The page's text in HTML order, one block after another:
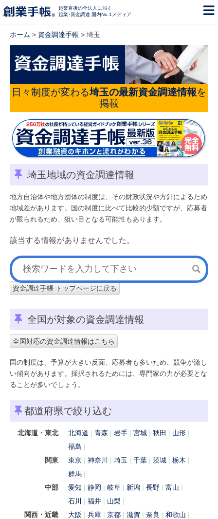
起業直後の全法人に届く
起業･資金調達 国内No.1メディア
ホーム > 資金調達手帳 > 埼玉
日々制度が変わる埼玉の最新資金調達情報を
掲載
埼玉地域の資金調達情報
地方自治体や地方団体の制度は、その財政状況や方針によるため
地域差があります。国の制度に比べて比較的少額ですが、応募者
が限られるため、狙い目となる可能性もあります。
該当する情報がありませんでした。
資金調達手帳 トップページに戻る
全国が対象の資金調達情報
全国対応の資金調達情報はこちら
国の制度は、予算が大きい反面、応募者も多いため、競争が激し
い傾向があります。採択されるためには、専門家の力が必要とな
ることが多いでしょう。
都道府県で絞り込む
北海道・東北 北海道 青森 岩手 宮城 秋田
山形
福島
関東
東京 神奈川 埼玉 千葉 茨城
栃木
群馬
中部
愛知 静岡 岐阜 新潟 長野
富山
石川
福井
山梨
関西・近畿
大阪 兵庫 京都 滋賀 奈良
和歌山